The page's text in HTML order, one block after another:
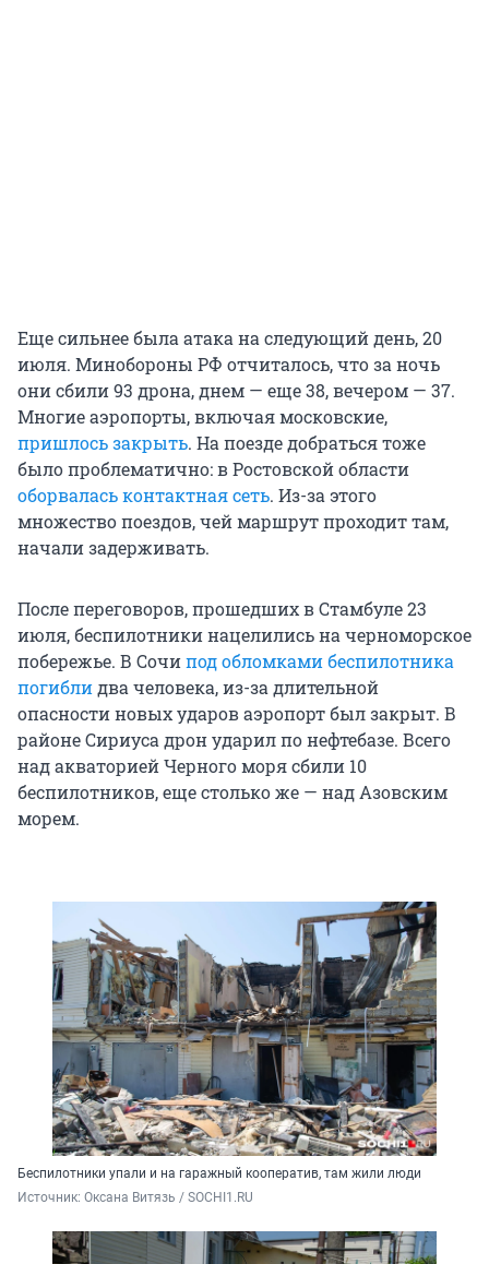
Еще сильнее была атака на следующий день, 20
июля. Минобороны РФ отчиталось, что за ночь
они сбили 93 дрона, днем — еще 38, вечером — 37.
Многие аэропорты, включая московские,
пришлось закрыть. На поезде добраться тоже
было проблематично: в Ростовской области
оборвалась контактная сеть. Из-за этого
множество поездов, чей маршрут проходит там,
начали задерживать.
После переговоров, прошедших в Стамбуле 23
июля, беспилотники нацелились на черноморское
побережье. В Сочипод обломками беспилотника
погиблидва человека, из-за длительной
опасности новых ударов аэропорт был закрыт. В
районе Сириуса дрон ударил по нефтебазе. Всего
над акваторией Черного моря сбили 10
беспилотников, еще столько же — над Азовским
морем.
Беспилотники упали и на гаражный кооператив, там жили люди
Источник: Оксана Витязь / SOCHI1.RU